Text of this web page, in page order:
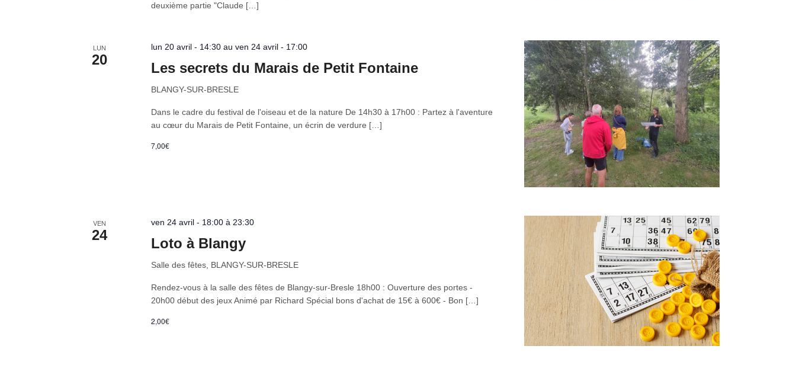
deuxième partie "Claude […]
LUN
20
lun 20 avril - 14:30 au ven 24 avril - 17:00
Les secrets du Marais de Petit Fontaine
BLANGY-SUR-BRESLE
Dans le cadre du festival de l'oiseau et de la nature De 14h30 à 17h00 : Partez à l'aventure
au cœur du Marais de Petit Fontaine, un écrin de verdure […]
7,00€
VEN
24
ven 24 avril - 18:00 à 23:30
Loto à Blangy
Salle des fêtes, BLANGY-SUR-BRESLE
Rendez-vous à la salle des fêtes de Blangy-sur-Bresle 18h00 : Ouverture des portes -
20h00 début des jeux Animé par Richard Spécial bons d'achat de 15€ à 600€ - Bon […]
2,00€